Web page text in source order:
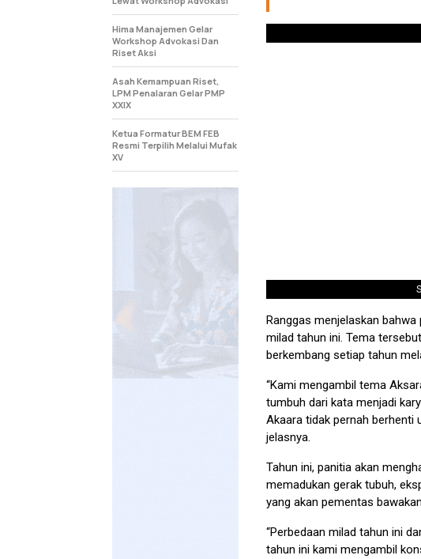
Ranggas menjelaskan bahwa
milad tahun ini. Tema
berkembang setiap tahun
“Kami mengambil tema
tumbuh dari kata menjadi
Akaara tidak pernah berhenti
jelasnya.
Tahun ini, panitia akan
memadukan gerak tubuh,
yang akan pementas
“Perbedaan milad tahun ini
tahun ini kami mengambil
Hima Manajemen Gelar
Workshop Advokasi Dan
Riset Aksi
Asah Kemampuan Riset,
LPM Penalaran Gelar PMP
XXIX
Ketua Formatur BEM FEB
Resmi Terpilih Melalui Mufak
XV